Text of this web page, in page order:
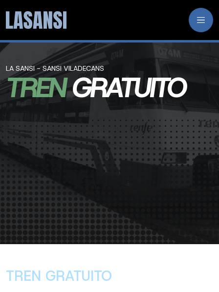
LA SANSI - SANSI VILADECANS
TRENGRATUITO
TREN GRATUITO